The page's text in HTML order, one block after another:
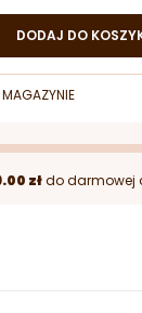
DODAJ DO
złdo darmowej